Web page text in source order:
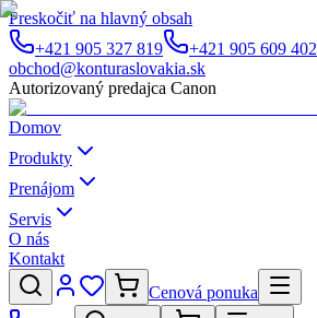
Preskočiť na hlavný obsah
+421 905 327 819
+421 905 609 402
obchod@konturaslovakia.sk
Autorizovaný predajca Canon
Domov
Produkty
Prenájom
Servis
O nás
Kontakt
Cenová ponuka